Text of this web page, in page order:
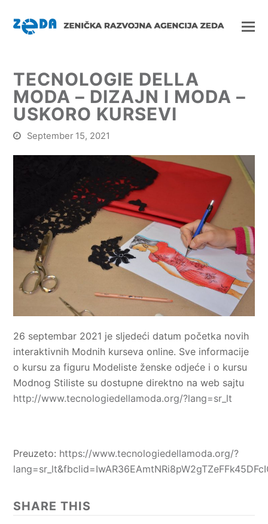
TECNOLOGIE DELLA
MODA – DIZAJN I MODA –
USKORO KURSEVI
September 15, 2021
26 septembar 2021 je sljedeći datum početka novih
interaktivnih Modnih kurseva online. Sve informacije
o kursu za figuru Modeliste ženske odjeće i o kursu
Modnog Stiliste su dostupne direktno na web sajtu
http://www.tecnologiedellamoda.org/?lang=sr_lt
Preuzeto: https://www.tecnologiedellamoda.org/?
SHARE THIS